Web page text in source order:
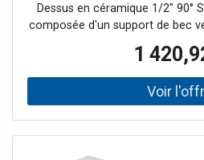
Dessus en céramique 1/2" 90°
composée d'un support de bec
de bain avec mousseur
Douchette à main
Flexible de douche 2000 mm
flexibles Raccordement
1